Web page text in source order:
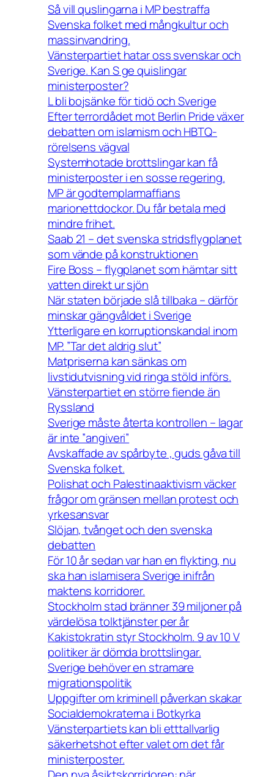
Så vill quslingarna i MP bestraffa
Svenska folket med mångkultur och
massinvandring.
Vänsterpartiet hatar oss svenskar och
Sverige. Kan S ge quislingar
ministerposter?
L bli bojsänke för tidö och Sverige
Efter terrordådet mot Berlin Pride växer
debatten om islamism och HBTQ-
rörelsens vägval
Systemhotade brottslingar kan få
ministerposter i en sosse regering.
MP är godtemplarmaffians
marionettdockor. Du får betala med
mindre frihet.
Saab 21 – det svenska stridsflygplanet
som vände på konstruktionen
Fire Boss – flygplanet som hämtar sitt
vatten direkt ur sjön
När staten började slå tillbaka – därför
minskar gängvåldet i Sverige
Ytterligare en korruptionskandal inom
MP. ”Tar det aldrig slut”
Matpriserna kan sänkas om
livstidutvisning vid ringa stöld införs.
Vänsterpartiet en större fiende än
Ryssland
Sverige måste återta kontrollen – lagar
är inte ”angiveri”
Avskaffade av spårbyte , guds gåva till
Svenska folket.
Polishat och Palestinaaktivism väcker
frågor om gränsen mellan protest och
yrkesansvar
Slöjan, tvånget och den svenska
debatten
För 10 år sedan var han en flykting, nu
ska han islamisera Sverige inifrån
maktens korridorer.
Stockholm stad bränner 39 miljoner på
värdelösa tolktjänster per år
Kakistokratin styr Stockholm. 9 av 10 V
politiker är dömda brottslingar.
Sverige behöver en stramare
migrationspolitik
Uppgifter om kriminell påverkan skakar
Socialdemokraterna i Botkyrka
Vänsterpartiets kan bli etttallvarlig
säkerhetshot efter valet om det får
ministerposter.